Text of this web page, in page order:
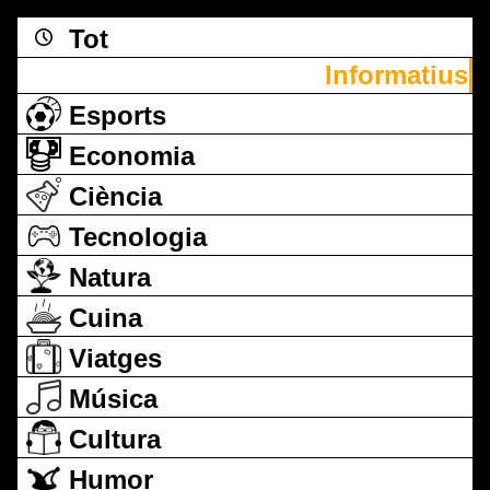
Tot
Informatius
Esports
Economia
Ciència
Tecnologia
Natura
Cuina
Viatges
Música
Cultura
Humor